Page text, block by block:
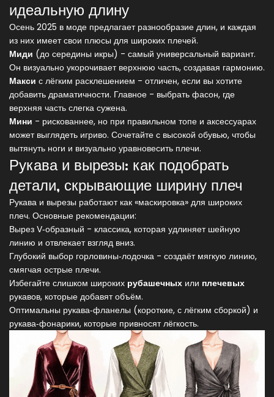
идеальную длину
Осень 2025 в моде предлагает разнообразие длин, и каждая
из них имеет свои плюсы для широких плечей.
Миди (до середины икры) - самый универсальный вариант.
Он визуально укорочивает верхнюю часть, создавая гармонию.
Макси с лёгким расклешением - отличен, если вы хотите
добавить драматичности. Главное - выбрать фасон, где
верхняя часть слегка сужена.
Мини - рискованнее, но при правильном топе и аксессуарах
может выглядеть игриво. Сочетайте с высокой обувью, чтобы
вытянуть ноги и визуально уравновесить плечи.
Рукава и вырезы: как подобрать
детали, скрывающие ширину плеч
Рукава и вырезы работают как «маскировка» для широких
плеч. Основные рекомендации:
Вырез V‑образный - классика, которая удлиняет шейную
линию и отвлекает взгляд вниз.
Глубокий выбор горловины‑лодочка - создаёт мягкую линию,
смягчая острые плечи.
Избегайте слишком широких рубашечных или плечевых
рукавов, которые добавят объём.
Оптимальны рукава‑фланелы (короткие, с лёгким сборкой) и
рукава‑фонарики, которые привносят лёгкость.